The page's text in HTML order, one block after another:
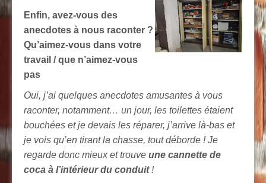
Enfin, avez-vous des
anecdotes à nous raconter ?
Qu’aimez-vous dans votre
travail / que n’aimez-vous
pas
Oui, j’ai quelques anecdotes amusantes à vous
raconter, notamment… un jour, les toilettes étaient
bouchées et je devais les réparer, j’arrive là-bas et
je vois qu’en tirant la chasse, tout déborde ! Je
regarde donc mieux et trouve une cannette de
coca à l’intérieur du conduit!